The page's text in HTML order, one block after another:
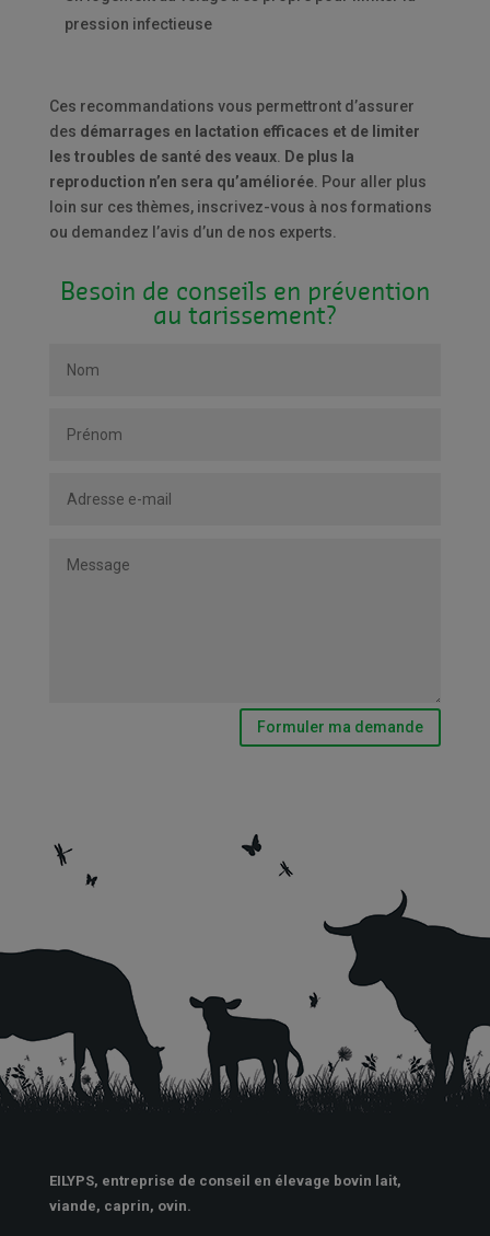
pression infectieuse
Ces recommandations vous permettront d’assurer
des démarrages en lactation efficaces et de limiter
les troubles de santé des veaux. De plus la
reproduction n’en sera qu’améliorée. Pour aller plus
loin sur ces thèmes, inscrivez-vous à nos formations
ou demandez l’avis d’un de nos experts.
Besoin de conseils en prévention
au tarissement?
Formuler ma demande
EILYPS, entreprise de conseil en élevage bovin lait,
viande, caprin, ovin.